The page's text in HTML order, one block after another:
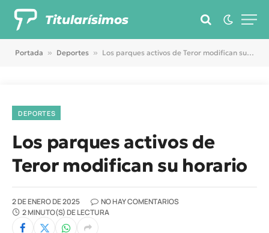
Titularísimos
Portada » Deportes » Los parques activos de Teror modifican su horario
DEPORTES
Los parques activos de
Teror modifican su horario
2 DE ENERO DE 2025
NO HAY COMENTARIOS
2 MINUTO(S) DE LECTURA